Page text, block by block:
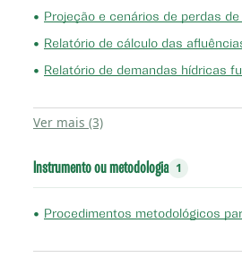
• Projeção e cenários de perdas
• Relatório de cálculo das
• Relatório de demandas hídricas
Ver mais (3)
Instrumento ou metodologia 1
• Procedimentos metodológicos